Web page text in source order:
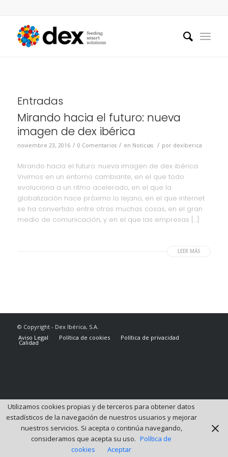
Entradas
Mirando hacia el futuro: nueva
imagen de dex ibérica
noviembre 23, 2016 / 0 Comentarios / en Noticias / por dexiberica
Mirando hacia el futuro: nueva imagen de dex ibérica
Vivimos en un entorno cambiante, en el que todo
evoluciona a un ritmo acelerado, en el que la
globalización hace próximo lo lejano, en el que internet
se ha convertido entre otras muchas cosas, en el gran
medio de comunicación, y en el que las empresas […]
LEER MÁS
© Copyright - Dex Ibérica, S.A.
Aviso Legal
Política de cookies Política de privacidad
Calidad
Utilizamos cookies propias y de terceros para obtener datos
estadísticos de la navegación de nuestros usuarios y mejorar
nuestros servicios. Si acepta o continúa navegando,
consideramos que acepta su uso. Política de
cookies
Aceptar